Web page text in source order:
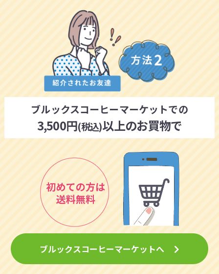
ブルックスコーヒーマーケットでの
3,500円(税込)以上のお買物で
ブルックスコーヒーマーケットへ